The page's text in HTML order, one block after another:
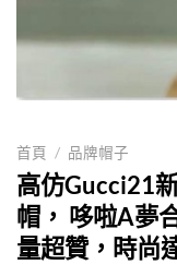
首頁 / 品牌帽子
高仿Gucci21
帽， 哆啦A夢
量超贊，時尚